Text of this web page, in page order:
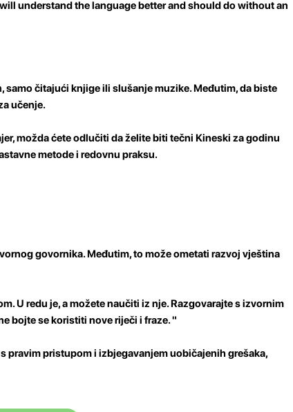
understand the language better and should do without an
samo čitajući knjige ili slušanje muzike. Međutim, da biste
učenje.
možda ćete odlučiti da želite biti tečni Kineski za godinu
metode i redovnu praksu.
govornika. Međutim, to može ometati razvoj vještina
U redu je, a možete naučiti iz nje. Razgovarajte s izvornim
bojte se koristiti nove riječi i fraze. "
pravim pristupom i izbjegavanjem uobičajenih grešaka,